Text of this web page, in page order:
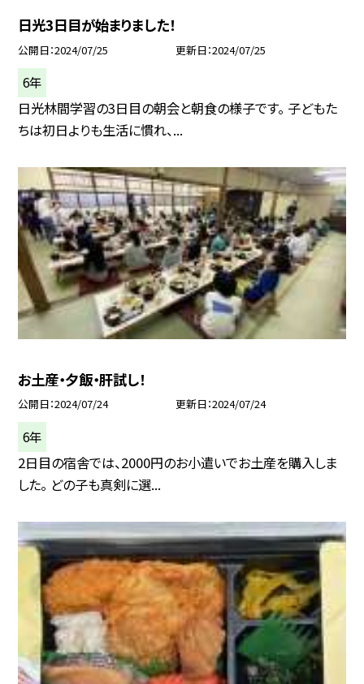
日光3日目が始まりました！
公開日 2024/07/25 更新日 2024/07/25
6年
日光林間学習の3日目の朝会と朝食の様子です。 子どもた
ちは初日よりも生活に慣れ、...
お土産・夕飯・肝試し！
公開日 2024/07/24 更新日 2024/07/24
6年
2日目の宿舎では、2000円のお小遣いでお土産を購入しま
した。 どの子も真剣に選...